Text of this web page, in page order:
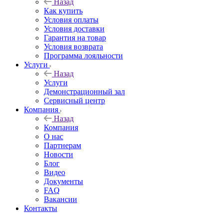
Назад
Как купить
Условия оплаты
Условия доставки
Гарантия на товар
Условия возврата
Программа лояльности
Услуги
Назад
Услуги
Демонстрационный зал
Сервисный центр
Компания
Назад
Компания
О нас
Партнерам
Новости
Блог
Видео
Документы
FAQ
Вакансии
Контакты